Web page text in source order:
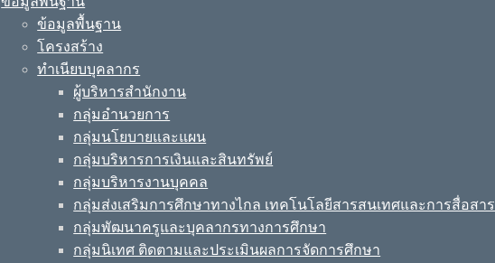
ข้อมูลพื้นฐาน
โครงสร้าง
ทำเนียบบุคลากร
ผู้บริหารสำนักงาน
กลุ่มอำนวยการ
กลุ่มนโยบายและแผน
กลุ่มบริหารการเงินและสินทรัพย์
กลุ่มบริหารงานบุคคล
กลุ่มส่งเสริมการศึกษาทางไกล เทคโนโลยีสารสนเทศและการสื่อสาร
กลุ่มพัฒนาครูและบุคลากรทางการศึกษา
กลุ่มนิเทศ ติดตามและประเมินผลการจัดการศึกษา